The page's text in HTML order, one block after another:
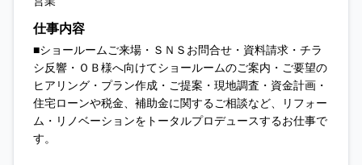
仕事内容
■ショールームご来場・ＳＮＳお問合せ・資料請求・チラ
シ反響・ＯＢ様へ向けてショールームのご案内・ご要望の
ヒアリング・プラン作成・ご提案・現地調査・資金計画・
住宅ローンや税金、補助金に関するご相談など、リフォー
ム・リノベーションをトータルプロデュースするお仕事で
す。